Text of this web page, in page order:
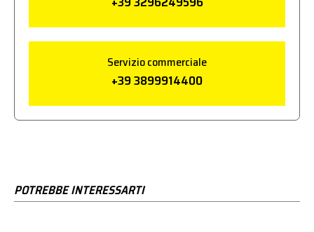
Servizio commerciale
+39 3899914400
POTREBBE INTERESSARTI